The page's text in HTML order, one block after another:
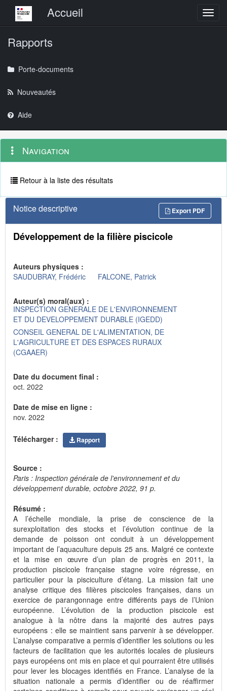
Menu principalAccueil
Rapports
Porte-documents
Nouveautés
Aide
Navigation
outils
Menu
contextuel
Navigation
Retour à la liste des résultats
Notice descriptive Export PDF
Développement de la filière piscicole
Auteurs physiques :
SAUDUBRAY, Frédéric
FALCONE, Patrick
Auteur(s) moral(aux) :
INSPECTION GENERALE DE L'ENVIRONNEMENT
ET DU DEVELOPPEMENT DURABLE (IGEDD)
CONSEIL GENERAL DE L'ALIMENTATION, DE
L'AGRICULTURE ET DES ESPACES RURAUX
(CGAAER)
Date du document final :
oct. 2022
Date de mise en ligne :
nov. 2022
Télécharger : Rapport
Source :
Paris : Inspection générale de l'environnement et du
développement durable, octobre 2022, 91 p.
Résumé :
A l’échelle mondiale, la prise de conscience de la
surexploitation des stocks et l’évolution continue de la
demande de poisson ont conduit à un développement
important de l’aquaculture depuis 25 ans. Malgré ce contexte
et la mise en œuvre d’un plan de progrès en 2011, la
production piscicole française stagne voire régresse, en
particulier pour la pisciculture d’étang. La mission fait une
analyse critique des filières piscicoles françaises, dans un
exercice de parangonnage entre différents pays de l’Union
européenne. L’évolution de la production piscicole est
analogue à la nôtre dans la majorité des autres pays
européens : elle se maintient sans parvenir à se développer.
L’analyse comparative a permis d’identifier les solutions ou les
facteurs de facilitation que les autorités locales de plusieurs
pays européens ont mis en place et qui pourraient être utilisés
pour lever les blocages identifiés en France. L’analyse de la
situation nationale a permis d’identifier ou de réaffirmer